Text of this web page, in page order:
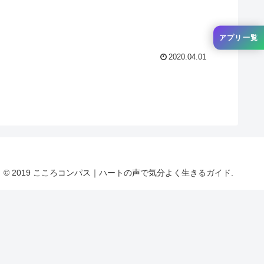
2020.04.01
© 2019 こころコンパス｜ハートの声で気分よく生きるガイド.
アプリ一覧